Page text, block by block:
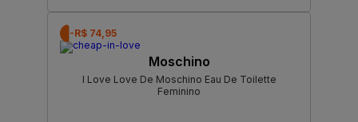
-R$ 74,95
Moschino
I Love Love De Moschino Eau De Toilette
Feminino